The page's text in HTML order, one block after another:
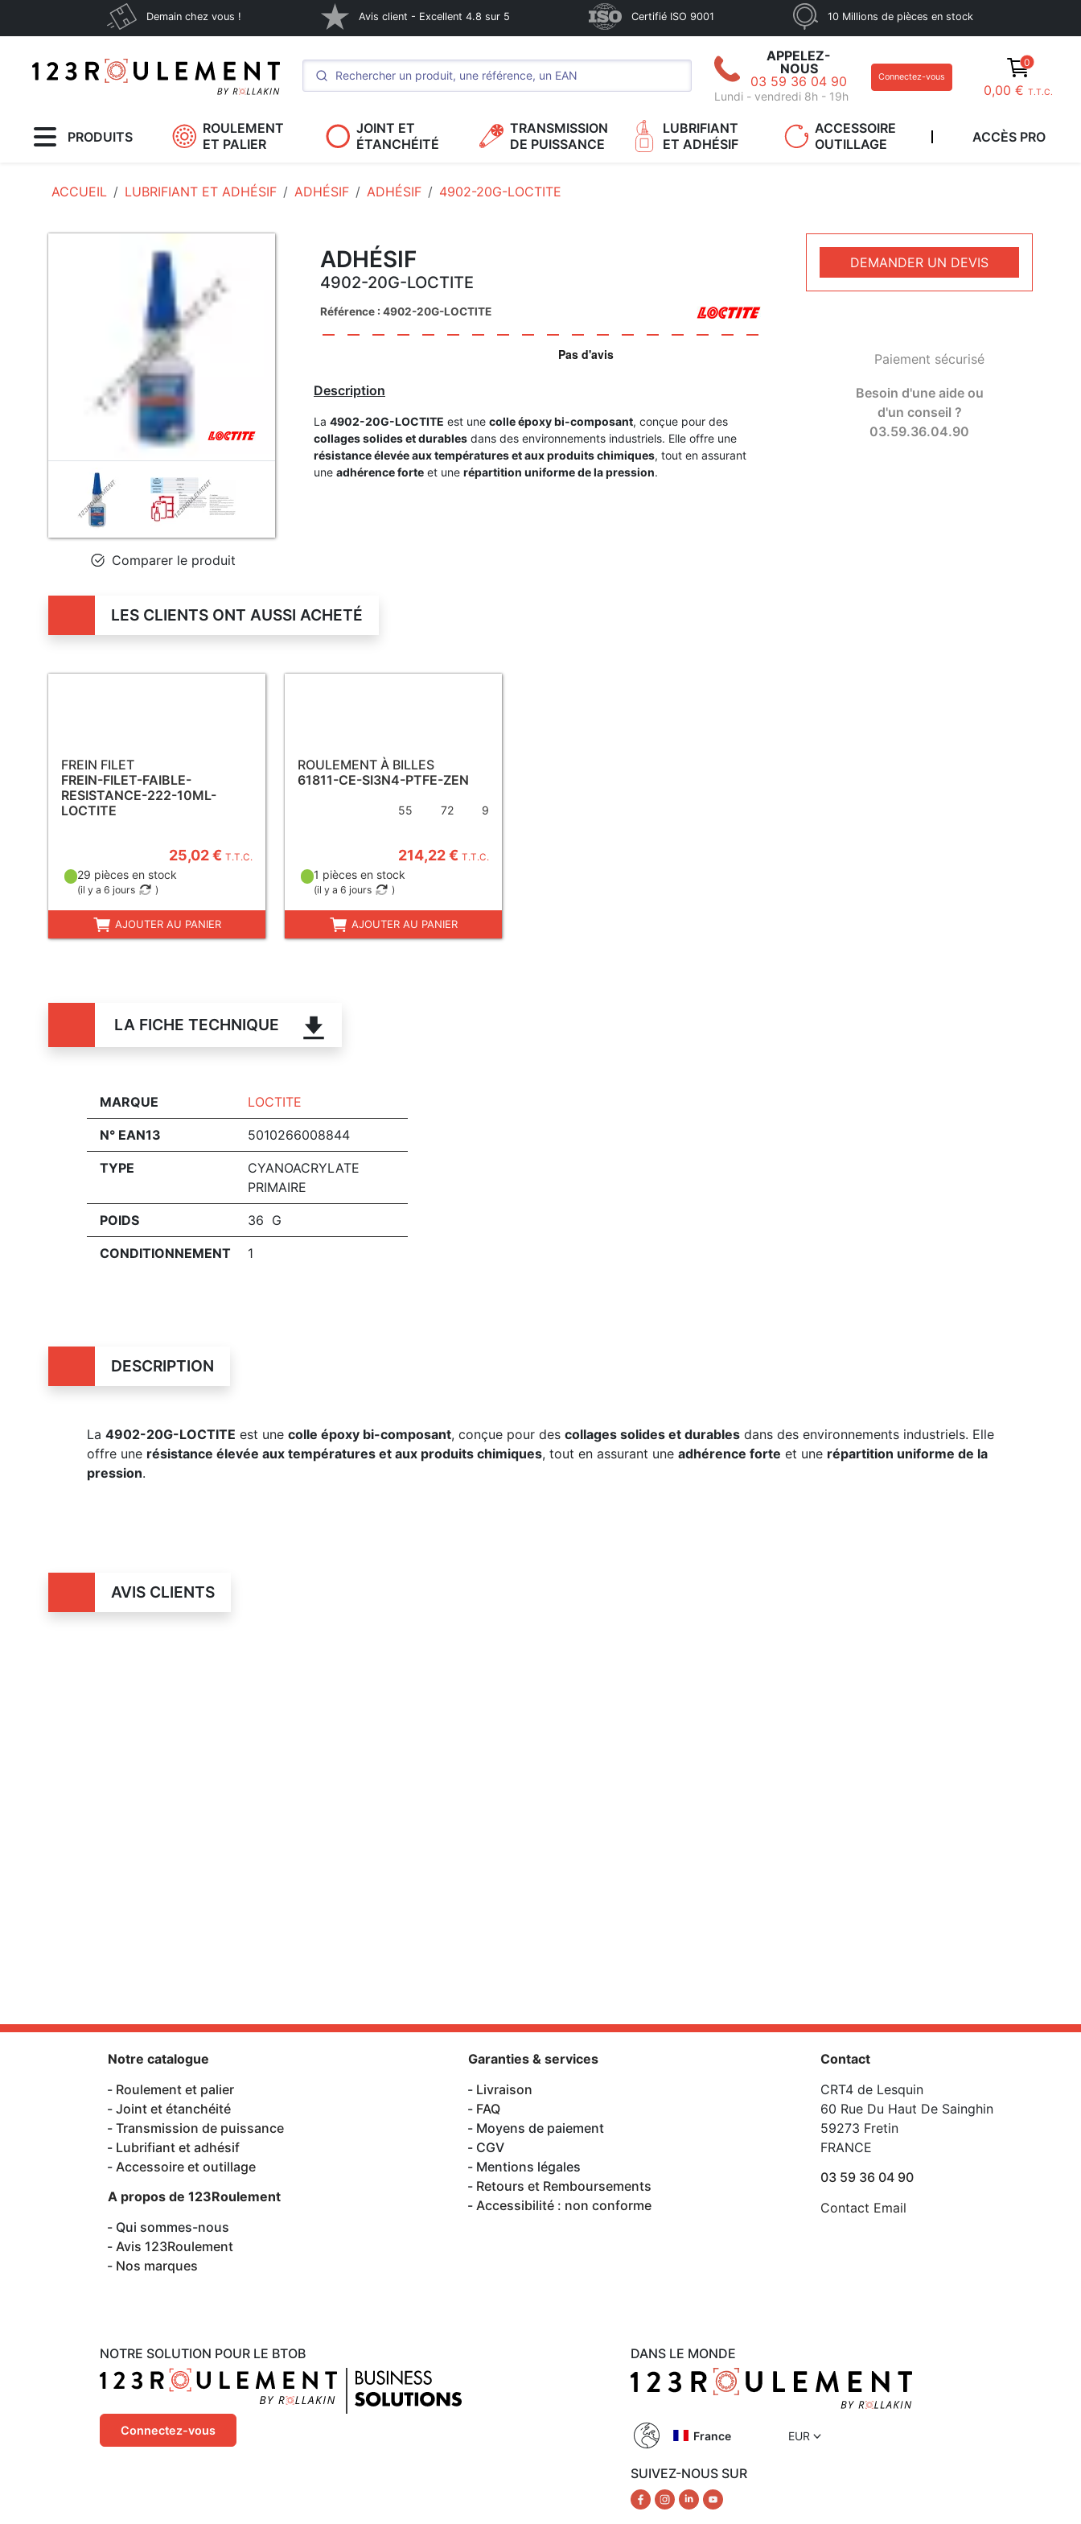
Demain chez vous ! Avis client - Excellent 4.8 sur 5 Certifié ISO 9001 10 Millions de pièces en stock
APPELEZ-
NOUS
03 59 36 04 90
Lundi - vendredi 8h - 19h
Connectez-vous
0
0,00 € T.T.C.
PRODUITS
ROULEMENT
ET PALIER
JOINT ET
ÉTANCHÉITÉ
TRANSMISSION
DE PUISSANCE
LUBRIFIANT
ET ADHÉSIF
ACCESSOIRE
OUTILLAGE
ACCÈS PRO
ACCUEIL LUBRIFIANT ET ADHÉSIF ADHÉSIF ADHÉSIF 4902-20G-LOCTITE
Comparer le produit
ADHÉSIF
4902-20G-LOCTITE
Référence : 4902-20G-LOCTITE
Description
La 4902-20G-LOCTITE est une colle époxy bi-composant, conçue pour des
collages solides et durables dans des environnements industriels. Elle offre une
résistance élevée aux températures et aux produits chimiques, tout en assurant
une adhérence forte et une répartition uniforme de la pression.
DEMANDER UN DEVIS
Paiement sécurisé
Besoin d'une aide ou
d'un conseil ?
03.59.36.04.90
LES CLIENTS ONT AUSSI ACHETÉ
FREIN FILET
FREIN-FILET-FAIBLE-
RESISTANCE-222-10ML-
LOCTITE
25,02 € T.T.C.
29 pièces en stock
(il y a 6 jours )
AJOUTER AU PANIER
ROULEMENT À BILLES
61811-CE-SI3N4-PTFE-ZEN
55 72 9
214,22 € T.T.C.
1 pièces en stock
(il y a 6 jours )
AJOUTER AU PANIER
LA FICHE TECHNIQUE
MARQUE LOCTITE
N° EAN13 5010266008844
TYPE
CYANOACRYLATE
PRIMAIRE
POIDS 36 G
CONDITIONNEMENT 1
DESCRIPTION
La 4902-20G-LOCTITE est une colle époxy bi-composant, conçue pour des collages solides et durables dans des environnements industriels. Elle
offre une résistance élevée aux températures et aux produits chimiques, tout en assurant une adhérence forte et une répartition uniforme de la
pression.
AVIS CLIENTS
NOTRE SOLUTION POUR LE BTOB
Connectez-vous
Notre catalogue
Roulement et palier
Joint et étanchéité
Transmission de puissance
Lubrifiant et adhésif
Accessoire et outillage
A propos de 123Roulement
Qui sommes-nous
Avis 123Roulement
Nos marques
Garanties & services
Livraison
FAQ
Moyens de paiement
CGV
Mentions légales
Retours et Remboursements
Accessibilité : non conforme
Contact
CRT4 de Lesquin
60 Rue Du Haut De Sainghin
59273 Fretin
FRANCE
03 59 36 04 90
Contact Email
DANS LE MONDE
France EUR
SUIVEZ-NOUS SUR